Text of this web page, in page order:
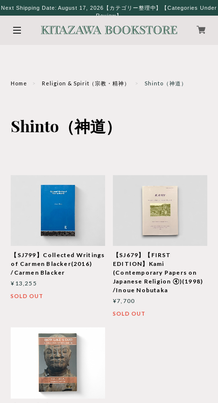
Next Shipping Date: August 17, 2026【カテゴリー整理中】【Categories Under
Review】
Home Religion & Spirit（宗教・精神） Shinto（神道）
Shinto（神道）
【SJ799】Collected Writings
of Carmen Blacker(2016)
/Carmen Blacker
¥13,255
SOLD OUT
【SJ679】【FIRST
EDITION】Kami
(Contemporary Papers on
Japanese Religion ④)(1998)
/Inoue Nobutaka
¥7,700
SOLD OUT